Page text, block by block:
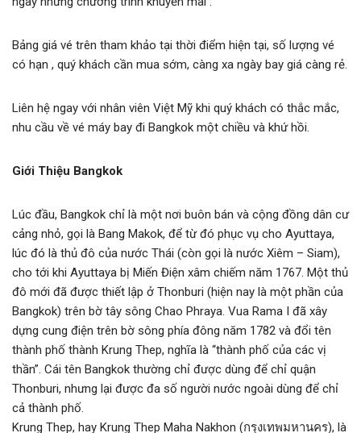
Bảng giá vé trên tham khảo tại thời điểm hiện tại, số lượng vé
có hạn , quý khách cần mua sớm, càng xa ngày bay giá càng rẻ.
Liên hệ ngay với nhân viên Việt Mỹ khi quý khách có thắc mắc,
nhu cầu về vé máy bay đi Bangkok một chiều và khứ hồi.
Giới Thiệu Bangkok
Lúc đầu, Bangkok chỉ là một nơi buôn bán và cộng đồng dân cư
cảng nhỏ, gọi là Bang Makok, để từ đó phục vụ cho Ayuttaya,
lúc đó là thủ đô của nước Thái (còn gọi là nước Xiêm – Siam),
cho tới khi Ayuttaya bị Miến Điện xâm chiếm năm 1767. Một thủ
đô mới đã được thiết lập ở Thonburi (hiện nay là một phần của
Bangkok) trên bờ tây sông Chao Phraya. Vua Rama I đã xây
dựng cung điện trên bờ sông phía đông năm 1782 và đổi tên
thành phố thành Krung Thep, nghĩa là “thành phố của các vị
thần”. Cái tên Bangkok thường chỉ được dùng để chỉ quận
Thonburi, nhưng lại được đa số người nước ngoài dùng để chỉ
cả thành phố.
Krung Thep, hay Krung Thep Maha Nakhon (กรุงเทพมหานคร), là